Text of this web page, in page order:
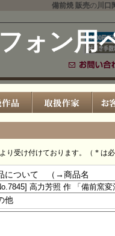
備前焼 販売の川口
ォン用
り受け付けております。（ * は
について （→商品名
他